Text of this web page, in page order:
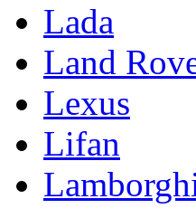
Lada
Land
Lexus
Lifan